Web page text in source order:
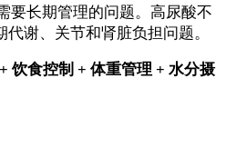
要长期管理的问题。高尿酸不
谢、关节和肾脏负担问题。
饮食控制 + 体重管理 + 水分摄